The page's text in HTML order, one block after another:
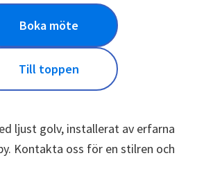
Boka möte
Till toppen